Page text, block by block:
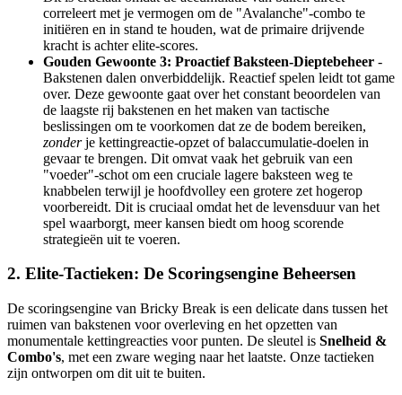
correleert met je vermogen om de "Avalanche"-combo te
initiëren en in stand te houden, wat de primaire drijvende
kracht is achter elite-scores.
Gouden Gewoonte 3: Proactief Baksteen-Dieptebeheer -
Bakstenen dalen onverbiddelijk. Reactief spelen leidt tot game
over. Deze gewoonte gaat over het constant beoordelen van
de laagste rij bakstenen en het maken van tactische
beslissingen om te voorkomen dat ze de bodem bereiken,
zonderje kettingreactie-opzet of balaccumulatie-doelen in
gevaar te brengen. Dit omvat vaak het gebruik van een
"voeder"-schot om een cruciale lagere baksteen weg te
knabbelen terwijl je hoofdvolley een grotere zet hogerop
voorbereidt. Dit is cruciaal omdat het de levensduur van het
spel waarborgt, meer kansen biedt om hoog scorende
strategieën uit te voeren.
2. Elite-Tactieken: De Scoringsengine Beheersen
De scoringsengine van Bricky Break is een delicate dans tussen het
ruimen van bakstenen voor overleving en het opzetten van
monumentale kettingreacties voor punten. De sleutel is Snelheid &
Combo's, met een zware weging naar het laatste. Onze tactieken
zijn ontworpen om dit uit te buiten.